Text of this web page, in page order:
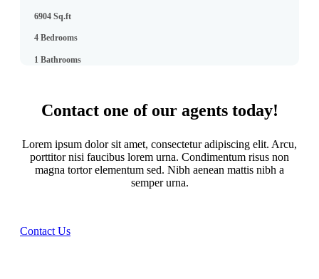
6904 Sq.ft
4 Bedrooms
1 Bathrooms
Contact one of our agents today!
Lorem ipsum dolor sit amet, consectetur adipiscing elit. Arcu,
porttitor nisi faucibus lorem urna. Condimentum risus non
magna tortor elementum sed. Nibh aenean mattis nibh a
semper urna.
Contact Us